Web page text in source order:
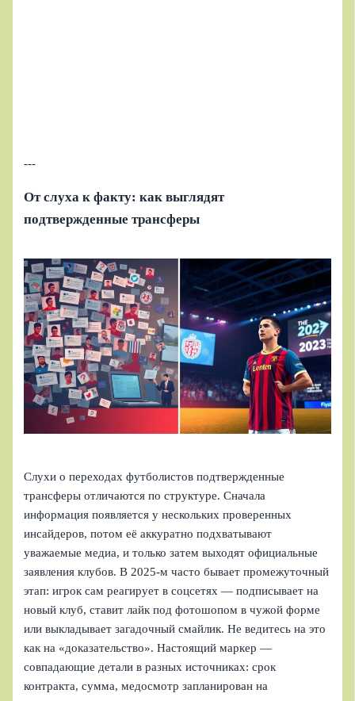
---
От слуха к факту: как выглядят
подтвержденные трансферы
Слухи о переходах футболистов подтвержденные
трансферы отличаются по структуре. Сначала
информация появляется у нескольких проверенных
инсайдеров, потом её аккуратно подхватывают
уважаемые медиа, и только затем выходят официальные
заявления клубов. В 2025‑м часто бывает промежуточный
этап: игрок сам реагирует в соцсетях — подписывает на
новый клуб, ставит лайк под фотошопом в чужой форме
или выкладывает загадочный смайлик. Не ведитесь на это
как на «доказательство». Настоящий маркер —
совпадающие детали в разных источниках: срок
контракта, сумма, медосмотр запланирован на